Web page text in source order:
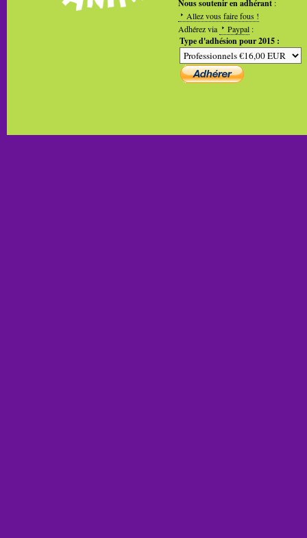
Nous soutenir en adhérant :
Allez vous faire fous !
Adhérez via
Paypal :
Type d'adhésion pour 2015 :